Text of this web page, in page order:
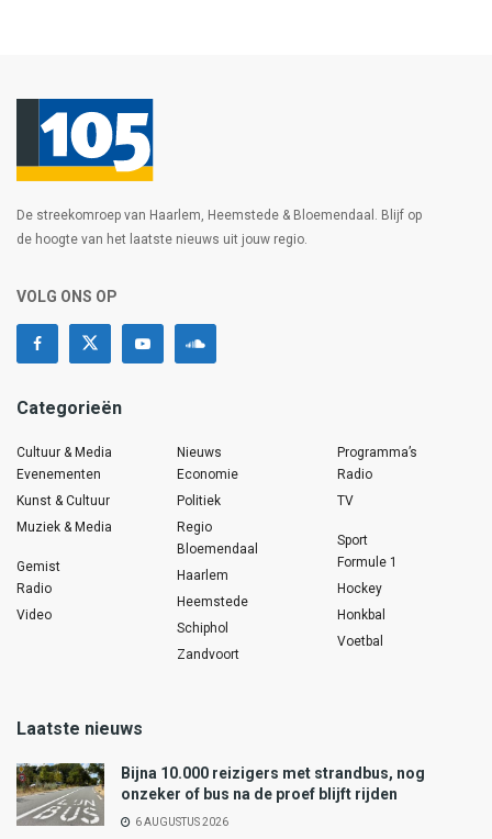
De streekomroep van Haarlem, Heemstede & Bloemendaal. Blijf op
de hoogte van het laatste nieuws uit jouw regio.
VOLG ONS OP
Categorieën
Cultuur & Media
Evenementen
Kunst & Cultuur
Muziek & Media
Gemist
Radio
Video
Nieuws
Economie
Politiek
Regio
Bloemendaal
Haarlem
Heemstede
Schiphol
Zandvoort
Programma’s
Radio
TV
Sport
Formule 1
Hockey
Honkbal
Voetbal
Laatste nieuws
Bijna 10.000 reizigers met strandbus, nog
onzeker of bus na de proef blijft rijden
6 AUGUSTUS 2026